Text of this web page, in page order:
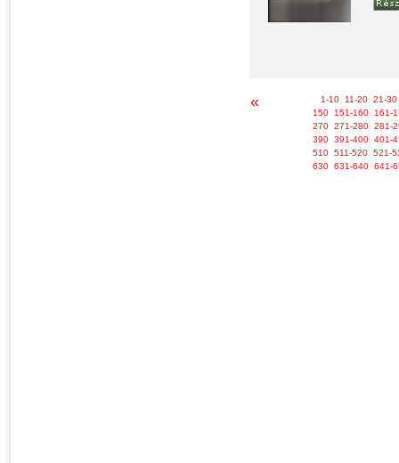
« 1-10 11-20 21-30
150
151-160
161-
270 271-280 281-
390 391-400 401-
510 511-520 521-
630 631-640 641-